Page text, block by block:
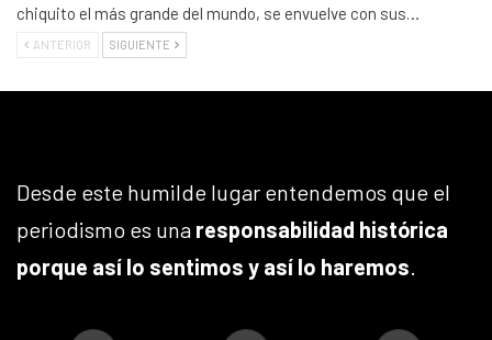
chiquito el más grande del mundo, se envuelve con sus…
ANTERIOR SIGUIENTE
Desde este humilde lugar entendemos que el
periodismo es una responsabilidad histórica
porque así lo sentimos y así lo haremos